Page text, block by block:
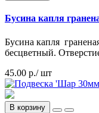
Бусина капля
Бусина капля
бесцветный.
45.00 р./ шт
В корзину